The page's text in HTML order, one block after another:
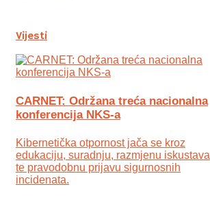
Vijesti
CARNET: Održana treća nacionalna
konferencija NKS-a
Kibernetička otpornost jača se kroz
edukaciju, suradnju, razmjenu iskustava
te pravodobnu prijavu sigurnosnih
incidenata.